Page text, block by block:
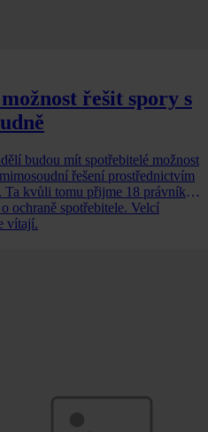
řešit spory s
budou mít spotřebitelé možnost
řešení prostřednictvím
kvůli tomu přijme 18 právníků.
ochraně spotřebitele. Velcí
vítají.